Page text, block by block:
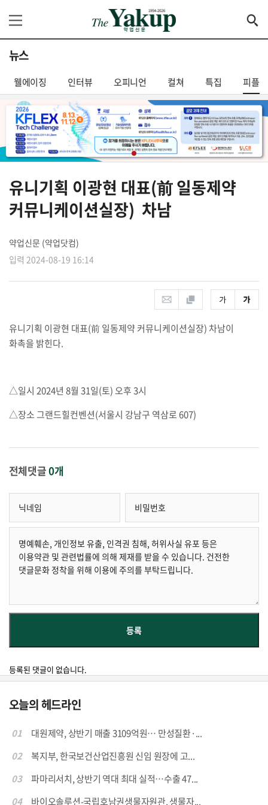
뉴스
웰에이징 인터뷰 오피니언 컬쳐 특집 피플
유니기획 이광현 대표(前 일동제약
커뮤니케이션실장) 차남
약업신문 (약업닷컴)
입력 2024-08-19 16:14
유니기획 이광현 대표(前 일동제약 커뮤니케이션실장) 차남이
화촉을 밝힌다.
△일시 2024년 8월 31일(토)오후3시
△장소 그랜드힐컨벤션(서울시 강남구 역삼로607)
전체댓글0개
등록된 댓글이 없습니다.
오늘의 헤드라인
01
대원제약, 상반기 매출 3109억원… 만성질환·...
02
복지부, 한국보건산업진흥원 신임 원장에 고...
03
파마리서치, 상반기 역대 최대 실적…수출 47...
04
바이오솔루션-국립호남권생물자원관, 생물자...